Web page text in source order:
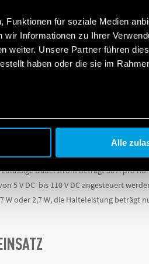
für soziale Medien
Informationen zu Ihrer
weiter. Unsere Partner führen
haben oder die sie im
Alle
besondere
der Energiewende besteht hier
Relais wie die Typen aus der
zwei oder drei Schließer
Dauerstrom beträgt 50 A pro
5 V DC bis 110 V DC angesteuert
oder 2,7 W, die Halteleistung beträgt